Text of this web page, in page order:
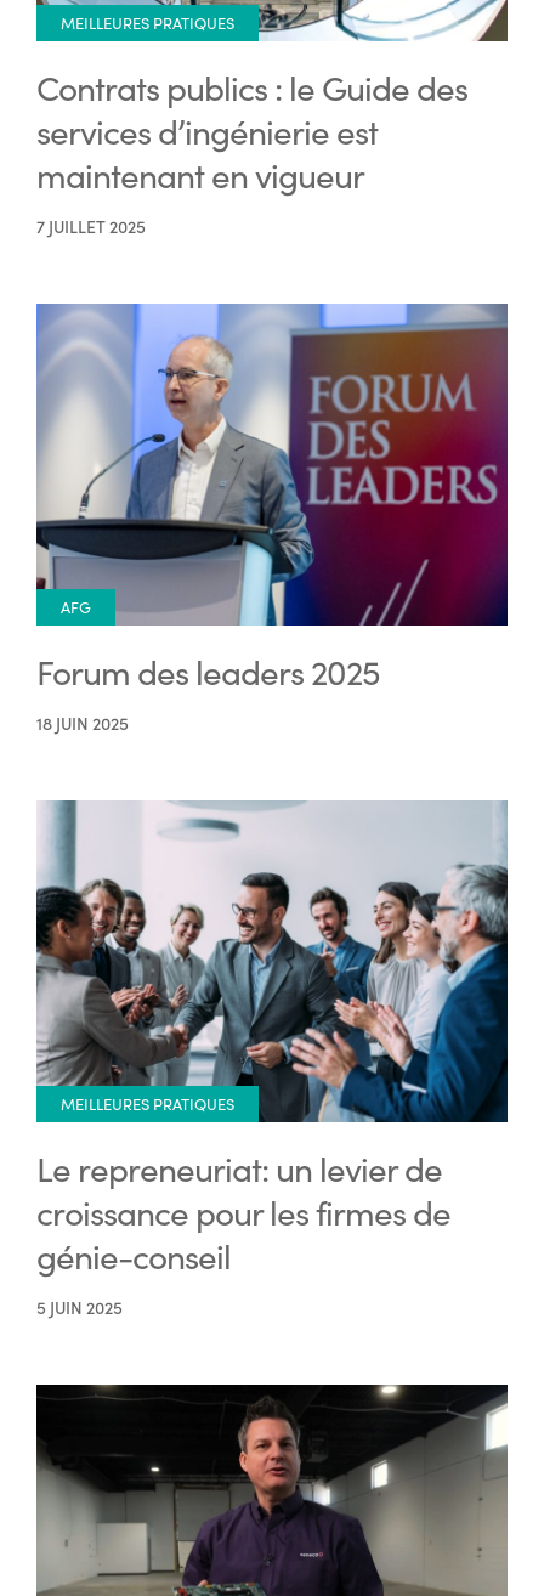
MEILLEURES PRATIQUES
Contrats publics : le Guide des
services d’ingénierie est
maintenant en vigueur
7 JUILLET 2025
AFG
Forum des leaders 2025
18 JUIN 2025
MEILLEURES PRATIQUES
Le repreneuriat: un levier de
croissance pour les firmes de
génie-conseil
5 JUIN 2025